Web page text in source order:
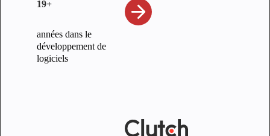
19+
années dans le
développement de
logiciels